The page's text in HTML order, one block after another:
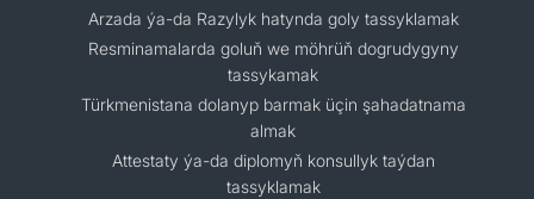
Arzada ýa-da Razylyk hatynda goly tassyklamak
Resminamalarda goluň we möhrüň dogrudygyny
tassykamak
Türkmenistana dolanyp barmak üçin şahadatnama
almak
Attestaty ýa-da diplomyň konsullyk taýdan
tassyklamak